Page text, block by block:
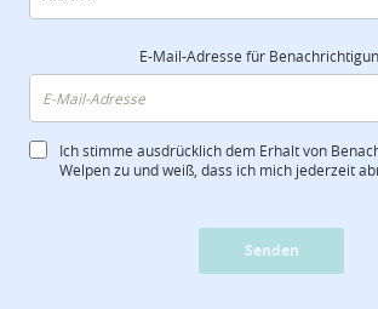
E-Mail-Adresse für
Ich stimme ausdrücklich dem Erhalt von
Welpen zu und weiß, dass ich mich jederzeit
Senden